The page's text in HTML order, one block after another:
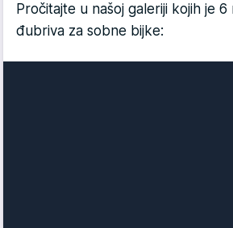
Pročitajte u našoj galeriji kojih je
đubriva za sobne bijke: